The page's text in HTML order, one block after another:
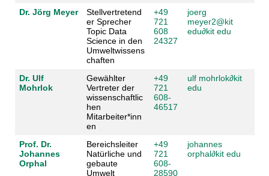
Dr. Jörg Meyer
Stellvertretend
er Sprecher
Topic Data
Science in den
Umweltwissens
chaften
+49
721
608
24327
joerg
meyer2@kit
edu∂kit edu
Dr. Ulf
Mohrlok
Gewählter
Vertreter der
wissenschaftlic
hen
Mitarbeiter*inn
en
+49
721
608-
46517
ulf mohrlok∂kit
edu
Prof. Dr.
Johannes
Orphal
Bereichsleiter
Natürliche und
gebaute
Umwelt
+49
721
608-
28590
johannes
orphal∂kit edu